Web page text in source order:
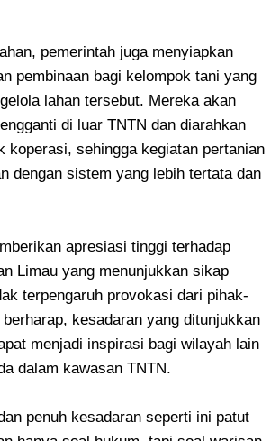
pemerintah juga menyiapkan
pembinaan bagi kelompok tani yang
lahan tersebut. Mereka akan
di luar TNTN dan diarahkan
koperasi, sehingga kegiatan pertanian
dengan sistem yang lebih tertata dan
apresiasi tinggi terhadap
Limau yang menunjukkan sikap
terpengaruh provokasi dari pihak-
kesadaran yang ditunjukkan
menjadi inspirasi bagi wilayah lain
dalam kawasan TNTN.
penuh kesadaran seperti ini patut